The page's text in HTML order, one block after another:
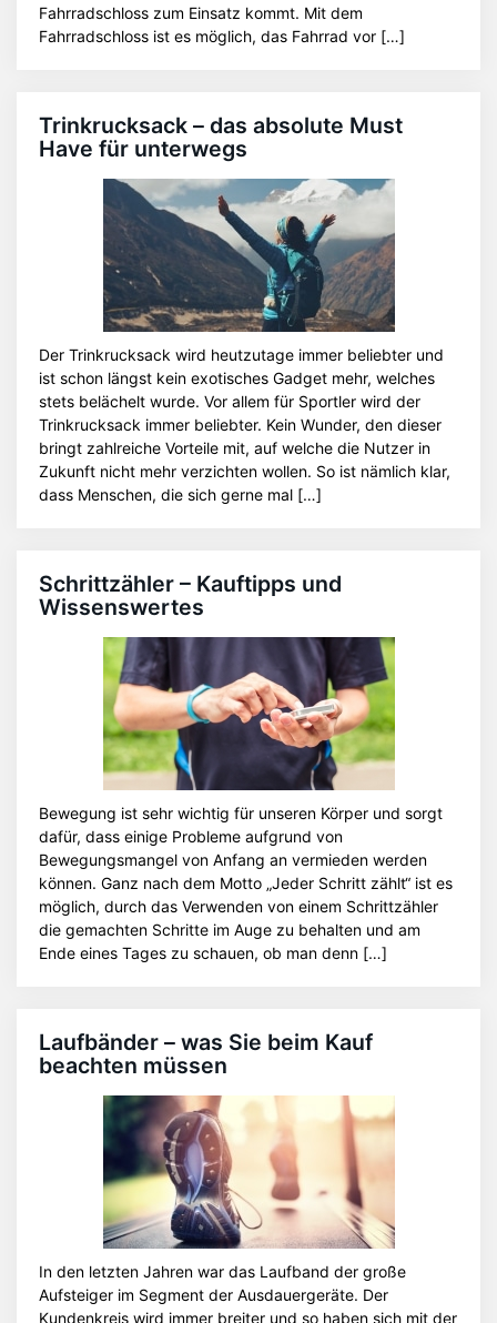
Fahrradschloss zum Einsatz kommt. Mit dem
Fahrradschloss ist es möglich, das Fahrrad vor […]
Trinkrucksack – das absolute Must
Have für unterwegs
Der Trinkrucksack wird heutzutage immer beliebter und
ist schon längst kein exotisches Gadget mehr, welches
stets belächelt wurde. Vor allem für Sportler wird der
Trinkrucksack immer beliebter. Kein Wunder, den dieser
bringt zahlreiche Vorteile mit, auf welche die Nutzer in
Zukunft nicht mehr verzichten wollen. So ist nämlich klar,
dass Menschen, die sich gerne mal […]
Schrittzähler – Kauftipps und
Wissenswertes
Bewegung ist sehr wichtig für unseren Körper und sorgt
dafür, dass einige Probleme aufgrund von
Bewegungsmangel von Anfang an vermieden werden
können. Ganz nach dem Motto „Jeder Schritt zählt“ ist es
möglich, durch das Verwenden von einem Schrittzähler
die gemachten Schritte im Auge zu behalten und am
Ende eines Tages zu schauen, ob man denn […]
Laufbänder – was Sie beim Kauf
beachten müssen
In den letzten Jahren war das Laufband der große
Aufsteiger im Segment der Ausdauergeräte. Der
Kundenkreis wird immer breiter und so haben sich mit der